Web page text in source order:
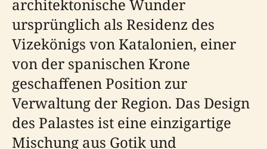
architektonische Wunder
ursprünglich als Residenz des
Vizekönigs von Katalonien, einer
von der spanischen Krone
geschaffenen Position zur
Verwaltung der Region. Das Design
des Palastes ist eine einzigartige
Mischung aus Gotik und